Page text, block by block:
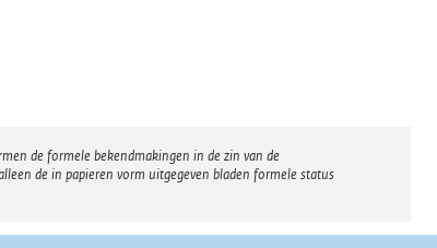
de formele bekendmakingen in de zin van de
de in papieren vorm uitgegeven bladen formele status